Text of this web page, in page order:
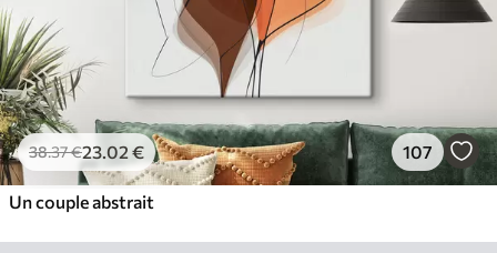
38.37€23.02 € 107
Un couple abstrait